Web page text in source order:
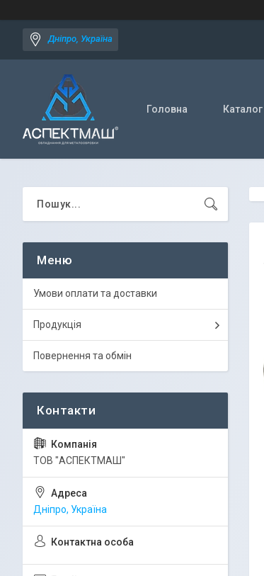
Дніпро, Україна
Головна Каталог
Умови оплати та доставки
Продукція
Повернення та обмін
ТОВ "АСПЕКТМАШ"
Дніпро, Україна